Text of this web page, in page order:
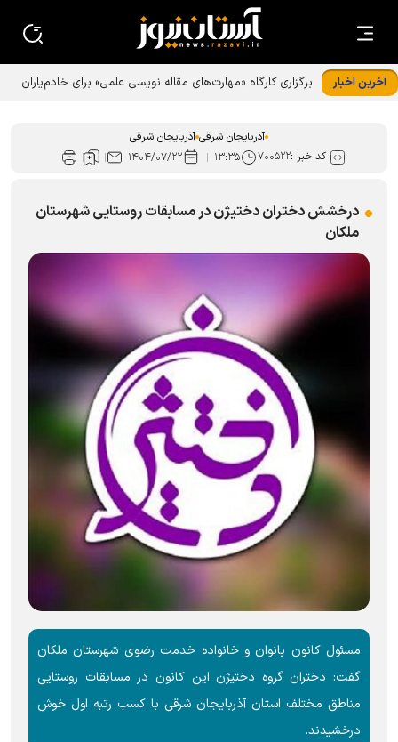
آخرین اخبار
برگزاری کارگاه «مهارت‌های مقاله نویسی علمی» برای خادم‌یاران
آذربایجان شرقی آذربایجان شرقی
کد خبر :۷۰۰۵۲۲ ۱۳:۳۵ ۱۴۰۴/۰۷/۲۲
درخشش دختران دختیژن در مسابقات روستایی شهرستان
ملکان
مسئول کانون بانوان و خانواده خدمت رضوی شهرستان ملکان
گفت: دختران گروه دختیژن این کانون در مسابقات روستایی
مناطق مختلف استان آذربایجان شرقی با کسب رتبه اول خوش
درخشیدند.